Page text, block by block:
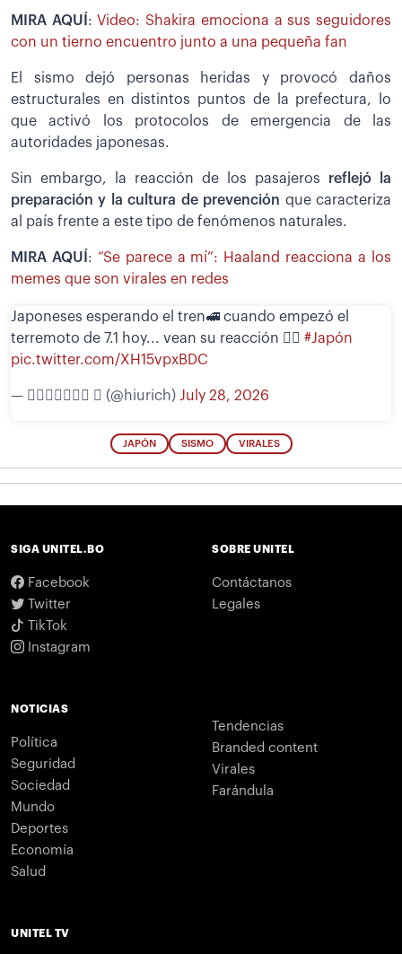
MIRA AQUÍ : Video: Shakira emociona a sus seguidores
con un tierno encuentro junto a una pequeña fan
El sismo dejó personas heridas y provocó daños
estructurales en distintos puntos de la prefectura, lo
que activó los protocolos de emergencia de las
autoridades japonesas.
Sin embargo, la reacción de los pasajeros reflejó la
preparación y la cultura de prevención que caracteriza
al país frente a este tipo de fenómenos naturales.
MIRA AQUÍ : “Se parece a mí”: Haaland reacciona a los
memes que son virales en redes
Japoneses esperando el tren🚅 cuando empezó el
terremoto de 7.1 hoy... vean su reacción 🧘‍♀️ #Japón
pic.twitter.com/XH15vpxBDC
— 𝖧𝗂𝗎𝗋𝗂𝖼𝗁  (@hiurich) July 28, 2026
JAPÓN SISMO VIRALES
SIGA UNITEL.BO
Facebook
Twitter
TikTok
Instagram
SOBRE UNITEL
Contáctanos
Legales
NOTICIAS
Política
Seguridad
Sociedad
Mundo
Deportes
Economía
Salud
Tendencias
Branded content
Virales
Farándula
UNITEL TV